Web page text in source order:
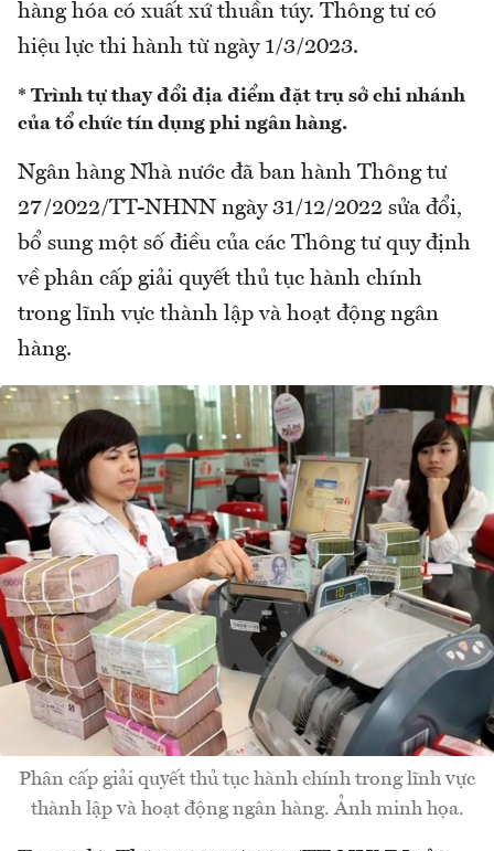
hàng hóa có xuất xứ thuần túy. Thông tư có
hiệu lực thi hành từ ngày 1/3/2023.
* Trình tự thay đổi địa điểm đặt trụ sở chi nhánh
của tổ chức tín dụng phi ngân hàng.
Ngân hàng Nhà nước đã ban hành Thông tư
27/2022/TT-NHNN ngày 31/12/2022 sửa đổi,
bổ sung một số điều của các Thông tư quy định
về phân cấp giải quyết thủ tục hành chính
trong lĩnh vực thành lập và hoạt động ngân
hàng.
Phân cấp giải quyết thủ tục hành chính trong lĩnh vực
thành lập và hoạt động ngân hàng. Ảnh minh họa.